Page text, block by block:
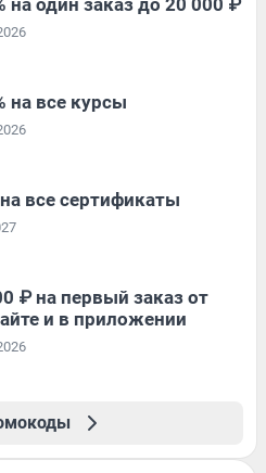
на все курсы
все сертификаты
₽ на первый заказ от
и в приложении